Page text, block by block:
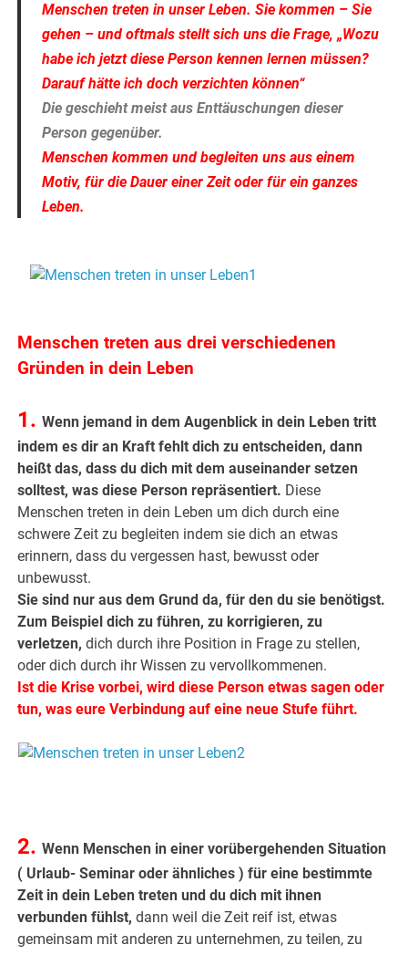
Menschen treten in unser Leben. Sie kommen – Sie
gehen – und oftmals stellt sich uns die Frage, „Wozu
habe ich jetzt diese Person kennen lernen müssen?
Darauf hätte ich doch verzichten können“
Die geschieht meist aus Enttäuschungen dieser
Person gegenüber.
Menschen kommen und begleiten uns aus einem
Motiv, für die Dauer einer Zeit oder für ein ganzes
Leben.
Menschen treten aus drei verschiedenen
Gründen in dein Leben
1. Wenn jemand in dem Augenbl ick in dein Leben tritt
indem es dir an Kraft fehlt dich zu entscheiden, dann
heißt das, dass du dich mit dem auseinander setzen
solltest, was diese Person repräsentiert. Diese
Menschen treten in dein Leben um dich durch eine
schwere Zeit zu begleiten indem sie dich an etwas
erinnern, dass du vergessen hast, bewusst oder
unbewusst.
Sie sind nur aus dem Grund da, für den du sie benötigst.
Zum Beispiel dich zu führen, zu korrigieren, zu
verletzen,dich durch ihre Position in Frage zu stellen,
oder dich durch ihr Wissen zu vervollkommenen.
Ist die Krise vorbei, wird diese Person etwas sagen oder
tun, was eure Verbindung auf eine neue Stufe führt.
2. Wenn Menschen in einer vorübergehenden Situation
( Urlaub- Seminar oder ähnliches ) für eine bestimmte
Zeit in dein Leben treten und du dich mit ihnen
verbunden fühlst,dann weil die Zeit reif ist, etwas
gemeinsam mit anderen zu unternehmen, zu teilen, zu